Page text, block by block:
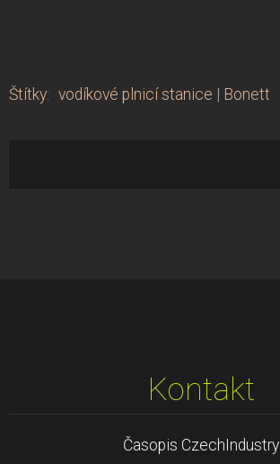
Štítky: vodíkové plnicí stanice | Bonett
Kontakt
Časopis CzechIndustry